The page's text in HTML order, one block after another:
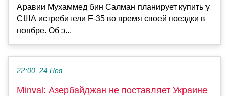
Аравии Мухаммед бин Салман планирует купить у
США истребители F-35 во время своей поездки в
ноябре. Об э...
22:00, 24 Ноя
Minval: Азербайджан не поставляет Украине